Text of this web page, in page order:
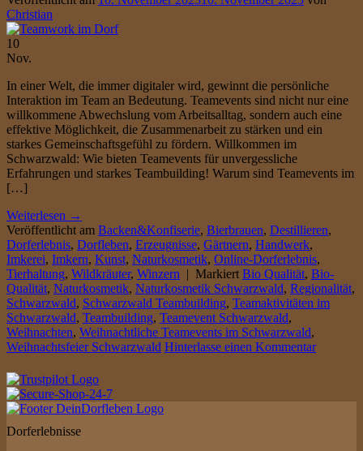
Christian
10
Nov.
In einer Welt, die immer digitaler wird, gewinnt die persönliche
Interaktion im Team an Bedeutung. Teamevents sind nicht nur eine
willkommene Abwechslung vom Arbeitsalltag, sondern auch eine
effektive Möglichkeit, die Zusammenarbeit zu stärken und ein
starkes Gemeinschaftsgefühl zu fördern. Willkommen im
Schwarzwald: Wie bieten Teamevents für unvergessliche
Erfahrungen und starkes Teambuilding! Warum sind Teamevents im
[…]
Weiterlesen →
Veröffentlicht am Backen&Konfiserie, Bierbrauen, Destillieren,
Dorferlebnis, Dorfleben, Erzeugnisse, Gärtnern, Handwerk,
Imkerei, Imkern, Kunst, Naturkosmetik, Online-Dorferlebnis,
Tierhaltung, Wildkräuter, Winzern | Markiert Bio Qualität, Bio-
Qualität, Naturkosmetik, Naturkosmetik Schwarzwald, Regionalität,
Schwarzwald, Schwarzwald Teambuilding, Teamaktivitäten im
Schwarzwald, Teambuilding, Teamevent Schwarzwald,
Weihnachten, Weihnachtliche Teamevents im Schwarzwald,
Weihnachtsfeier Schwarzwald Hinterlasse einen Kommentar
Dorferlebnisse